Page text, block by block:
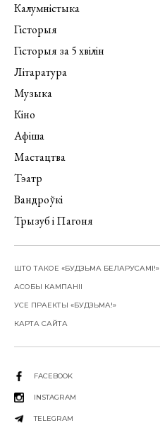
Калумністыка
Гісторыя
Гісторыя за 5 хвілін
Літаратура
Музыка
Кіно
Афіша
Мастацтва
Тэатр
Вандроўкі
Трызуб і Пагоня
ШТО ТАКОЕ «БУДЗЬМА БЕЛАРУСАМІ!»
АСОБЫ КАМПАНІІ
УСЕ ПРАЕКТЫ «БУДЗЬМА!»
КАРТА САЙТА
FACEBOOK
INSTAGRAM
TELEGRAM